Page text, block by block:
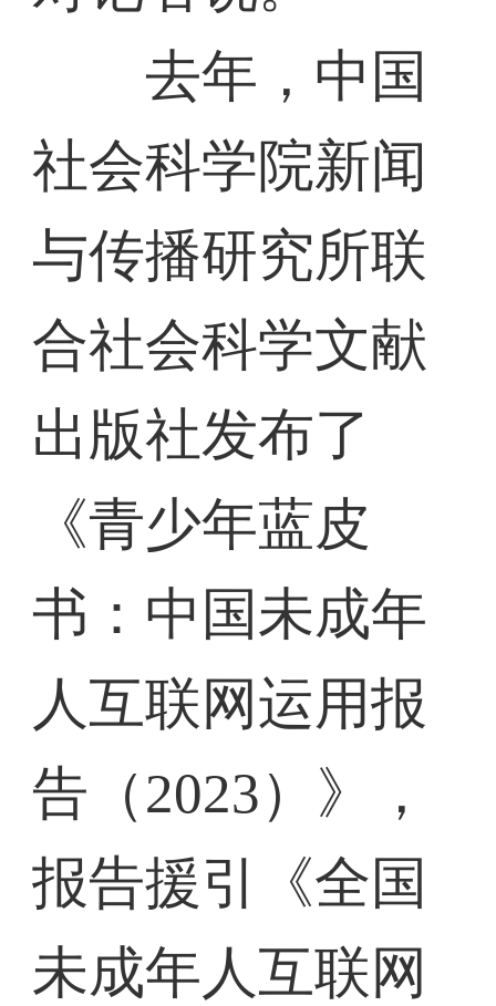
去年，中国
社会科学院新闻
与传播研究所联
合社会科学文献
出版社发布了
《青少年蓝皮
书：中国未成年
人互联网运用报
告（2023）》，
报告援引《全国
未成年人互联网